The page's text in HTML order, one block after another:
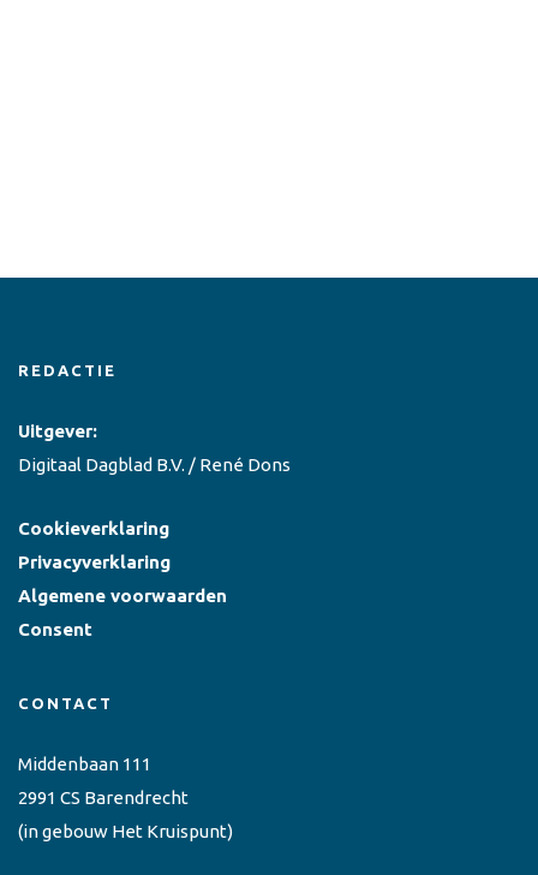
REDACTIE
Uitgever:
Digitaal Dagblad B.V. / René Dons
Cookieverklaring
Privacyverklaring
Algemene voorwaarden
Consent
CONTACT
Middenbaan 111
2991 CS Barendrecht
(in gebouw Het Kruispunt)